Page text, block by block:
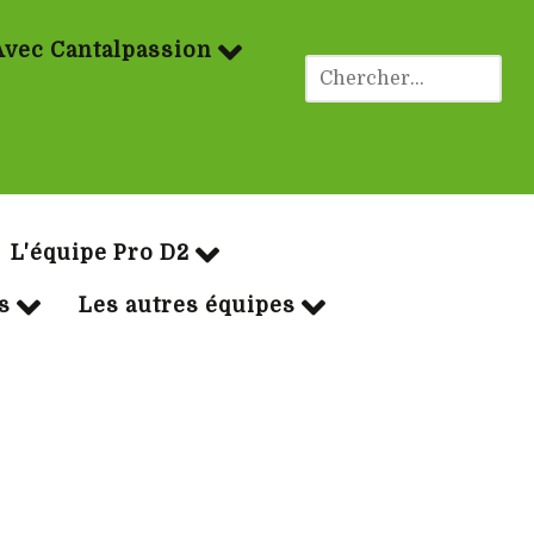
Cantalpassion
L'équipe Pro D2
Les autres équipes